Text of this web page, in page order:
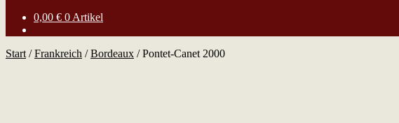
0,00 € 0 Artikel
Start /Frankreich /Bordeaux /Pontet-Canet 2000